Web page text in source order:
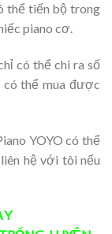
thể tiến bộ trong
piano cơ.
có thể chi ra số
thể mua được
YOYO có thể
hệ với tôi nếu